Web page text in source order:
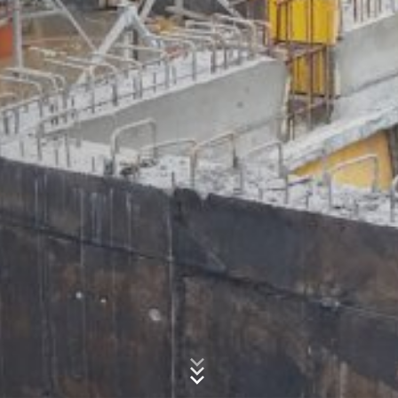
um Reports über die Websiteaktivitäten
zusammenzustellen und um weitere mit der
Websitenutzung und der Internetnutzung verbundene
Dienstleistungen gegenüber dem Websitebetreiber zu
erbringen. Die im Rahmen von Google Analytics von
Ihrem Browser übermittelte IP-Adresse wird nicht mit
anderen Daten von Google zusammengeführt.
Browser Plugin
Sie können die Speicherung der Cookies durch eine
entsprechende Einstellung Ihrer Browser-Software
verhindern; wir weisen Sie jedoch darauf hin, dass Sie in
diesem Fall gegebenenfalls nicht sämtliche Funktionen
dieser Website vollumfänglich werden nutzen können.
Sie können darüber hinaus die Erfassung der durch den
Cookie erzeugten und auf Ihre Nutzung der Website
bezogenen Daten (inkl. Ihrer IP-Adresse) an Google
sowie die Verarbeitung dieser Daten durch Google
https://tools.google.com/dlpage/gaoptout?hl=de
Betreff*
Nachricht
Dateigröße gesamt:
Datenschutzerklärungder MC-Bauchemie zu.
This site is protected by reCAPTCH and the Google
Privacy Policy